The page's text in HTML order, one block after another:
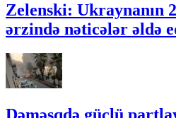
Zelenski: Ukraynanın
ərzində nəticələr əldə